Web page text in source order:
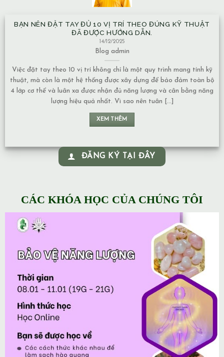
NHÀ XÂY TRÊN MẠCH NƯỚC NGẦM CÓ ẢNH HƯỞNG GÌ VỀ
MẶT NĂNG LƯỢNG KHÔNG?
13/12/2025
Blog admin
Mạch nước ngầm có nhiều dạng khác nhau, và mức độ ảnh hưởng
về năng lượng cũng phụ thuộc vào tính chất của nguồn nước: 1.
Nước chảy hay nước đọng – Nếu là nước chảy, năng lượng thường
chuyển động liên tục nên không tạo ra ứ đọng. – Nếu là nước đọng,
lâu [...]
ĐĂNG KÝ TẠI ĐÂY
CÁC KHÓA HỌC CỦA CHÚNG TÔI